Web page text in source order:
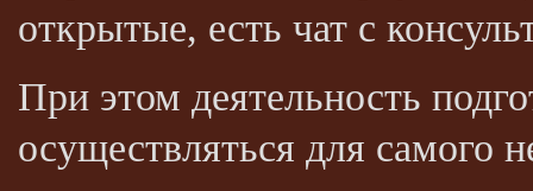
открытые, есть чат с
При этом деятельность
осуществляться для самого